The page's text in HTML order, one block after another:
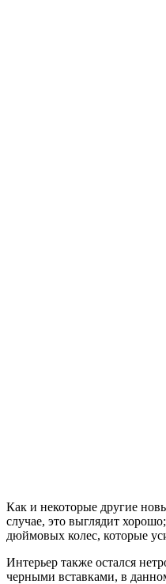
Как и некоторые другие
случае, это выглядит
дюймовых колес, которые
Интерьер также остался
черными вставками, в